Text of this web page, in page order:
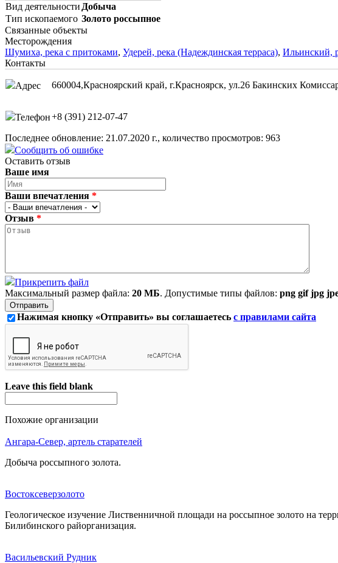
Вид деятельности Добыча
Тип ископаемого Золото россыпное
Связанные объекты
Месторождения
Шумиха, река с притоками, Удерей, река (Надеждинская терраса), Ильинский,
Контакты
Адрес 660004,Красноярский край, г.Красноярск, ул.26 Бакинских
Телефон+8 (391) 212-07-47
Последнее обновление: 21.07.2020 г., количество просмотров: 963
Сообщить об ошибке
Оставить отзыв
Ваше имя
Ваши впечатления *
Отзыв *
Прикрепить файл
Максимальный размер файла: 20 МБ. Допустимые типы файлов: png gif jpg
Нажимая кнопку «Отправить» вы соглашаетесь с правилами сайта
Leave this field blank
Похожие организации
Ангара-Север, артель старателей
Добыча россыпного золота.
Востоксеверзолото
Геологическое изучение Лиственничной площади на россыпное золото на
Билибинского райорганизация.
Васильевский Рудник